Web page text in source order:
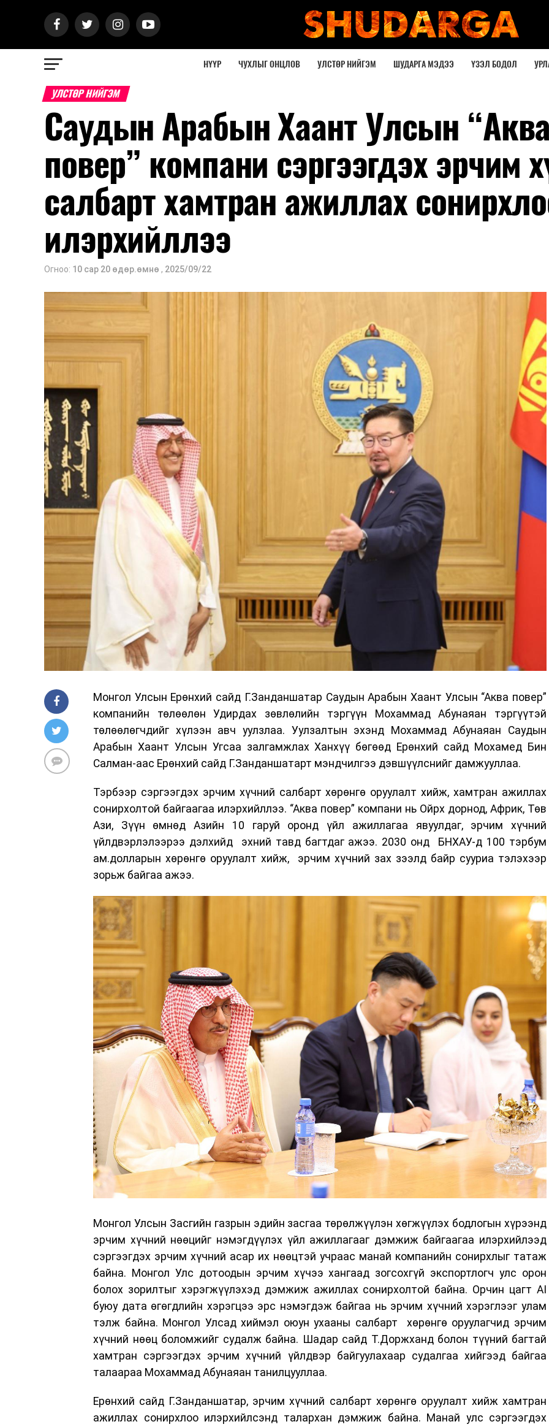
НҮҮР ЧУХЛЫГ ОНЦЛОВ УЛСТӨР НИЙГЭМ ШУДАРГА МЭДЭЭ ҮЗЭЛ БОДОЛ
УЛСТӨР НИЙГЭМ
Саудын Арабын Хаант Улсын “Аква
повер” компани сэргээгдэх эрчим
салбарт хамтран ажиллах
илэрхийллээ
Огноо: 10 сар 20 өдөр.өмнө , 2025/09/22
Монгол Улсын Ерөнхий сайд Г.Занданшатар Саудын Арабын Хаант Улсын “Аква повер”
компанийн төлөөлөн Удирдах зөвлөлийн тэргүүн Мохаммад Абунаяан тэргүүтэй
төлөөлөгчдийг хүлээн авч уулзлаа. Уулзалтын эхэнд Мохаммад Абунаяан Саудын
Арабын Хаант Улсын Угсаа залгамжлах Ханхүү бөгөөд Ерөнхий сайд Мохамед Бин
Салман-аас Ерөнхий сайд Г.Занданшатарт мэндчилгээ дэвшүүлснийг дамжууллаа.
Тэрбээр сэргээгдэх эрчим хүчний салбарт хөрөнгө оруулалт хийж, хамтран ажиллах
сонирхолтой байгаагаа илэрхийллээ. “Аква повер” компани нь Ойрх дорнод, Африк, Төв
Ази, Зүүн өмнөд Азийн 10 гаруй оронд үйл ажиллагаа явуулдаг, эрчим хүчний
үйлдвэрлэлээрээ дэлхийд эхний тавд багтдаг ажээ. 2030 онд БНХАУ-д 100 тэрбум
ам.долларын хөрөнгө оруулалт хийж, эрчим хүчний зах зээлд байр сууриа тэлэхээр
зорьж байгаа ажээ.
Монгол Улсын Засгийн газрын эдийн засгаа төрөлжүүлэн хөгжүүлэх бодлогын хүрээнд
эрчим хүчний нөөцийг нэмэгдүүлэх үйл ажиллагааг дэмжиж байгаагаа илэрхийлээд
сэргээгдэх эрчим хүчний асар их нөөцтэй учраас манай компанийн сонирхлыг татаж
байна. Монгол Улс дотоодын эрчим хүчээ хангаад зогсохгүй экспортлогч улс орон
болох зорилтыг хэрэгжүүлэхэд дэмжиж ажиллах сонирхолтой байна. Орчин цагт AI
буюу дата өгөгдлийн хэрэгцээ эрс нэмэгдэж байгаа нь эрчим хүчний хэрэглээг улам
тэлж байна. Монгол Улсад хиймэл оюун ухааны салбарт хөрөнгө оруулагчид эрчим
хүчний нөөц боломжийг судалж байна. Шадар сайд Т.Доржханд болон түүний багтай
хамтран сэргээгдэх эрчим хүчний үйлдвэр байгуулахаар судалгаа хийгээд байгаа
талаараа Мохаммад Абунаяан танилцууллаа.
Ерөнхий сайд Г.Занданшатар, эрчим хүчний салбарт хөрөнгө оруулалт хийж хамтран
ажиллах сонирхлоо илэрхийлсэнд талархан дэмжиж байна. Манай улс сэргээгдэх